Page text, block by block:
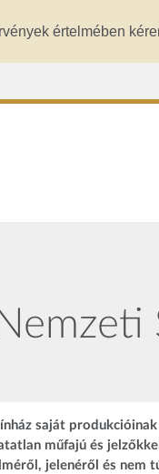
értelmében
saját
műfajú és
jelenéről és